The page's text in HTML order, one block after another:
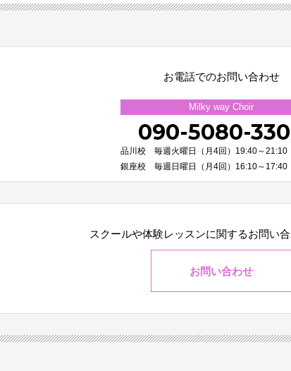
お電話でのお問い合わせ
Milky way Choir
090-5080-
品川校 毎週火曜日（月4回）19:40～21:10
銀座校 毎週日曜日（月4回）16:10～17:40
スクールや体験レッスンに関するお問い
お問い合わせ